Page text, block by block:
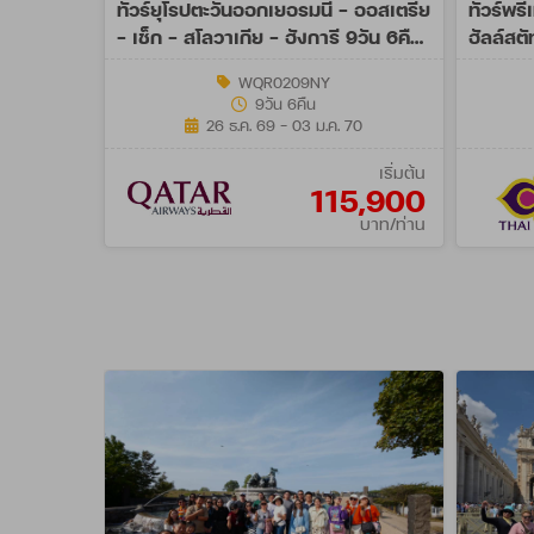
ทัวร์ยุโรปตะวันออกเยอรมนี - ออสเตรีย
- เช็ก - สโลวาเกีย - ฮังการี 9วัน 6คืน
WQR0209NY
9วัน 6คืน
26 ธ.ค. 69 - 03 ม.ค. 70
เริ่มต้น
115,900
บาท/ท่าน
ทัวร์พรี
ฮัลล์สตั